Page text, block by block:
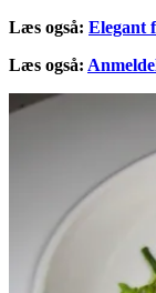
Læs også: Elegant
Læs også: